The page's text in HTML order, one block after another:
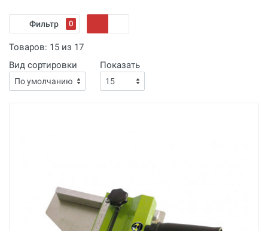
Фильтр 0
Товаров: 15 из 17
Вид сортировки
Показать